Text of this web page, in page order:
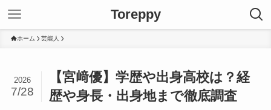
Toreppy
ホーム 芸能人
【宮﨑優】学歴や出身高校は？経
歴や身長・出身地まで徹底調査
2026
7/28